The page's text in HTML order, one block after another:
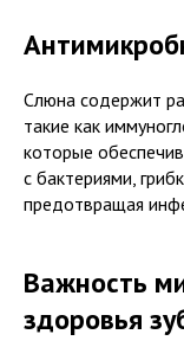
Слюна содержит
такие как
которые
с бактериями,
предотвращая
Важность
здоровья